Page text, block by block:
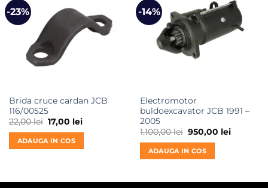
-23%
Brida cruce cardan JCB
116/00525
22,00lei Prețul
inițial
a
fost:
22,00 lei.
17,00 leiPrețul
ADAUGA IN COS
-14%
Electromotor
buldoexcavator JCB 1991 –
2005
1.100,00lei Prețul
inițial
a
fost:
1.100,00 lei.
950,00 leiPrețul
ADAUGA IN COS